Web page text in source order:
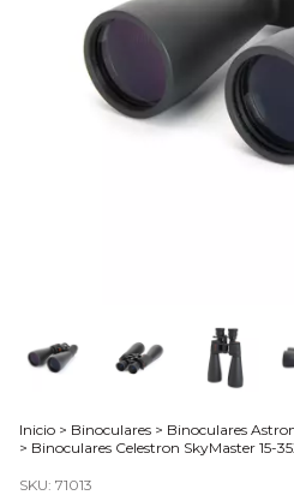
Inicio > Binoculares > Binoculares
> Binoculares Celestron SkyMaster 15-
SKU: 71013